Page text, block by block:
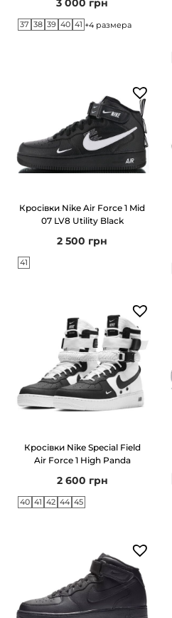
3 000 грн
37 38 39 40 41 +4 размера
Кросівки Nike Air Force 1 Mid
07 LV8 Utility Black
2 500 грн
41
Кросівки Nike Special Field
Air Force 1 High Panda
2 600 грн
40 41 42 44 45